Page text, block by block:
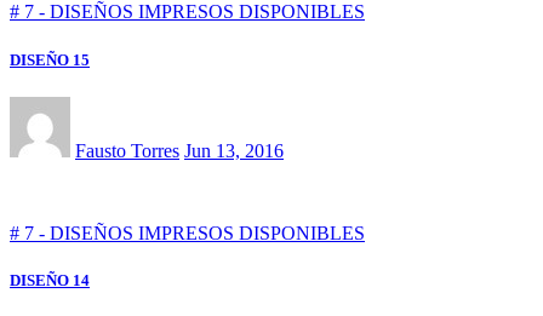
# 7 - DISEÑOS IMPRESOS DISPONIBLES
DISEÑO 15
Fausto Torres Jun 13, 2016
# 7 - DISEÑOS IMPRESOS DISPONIBLES
DISEÑO 14